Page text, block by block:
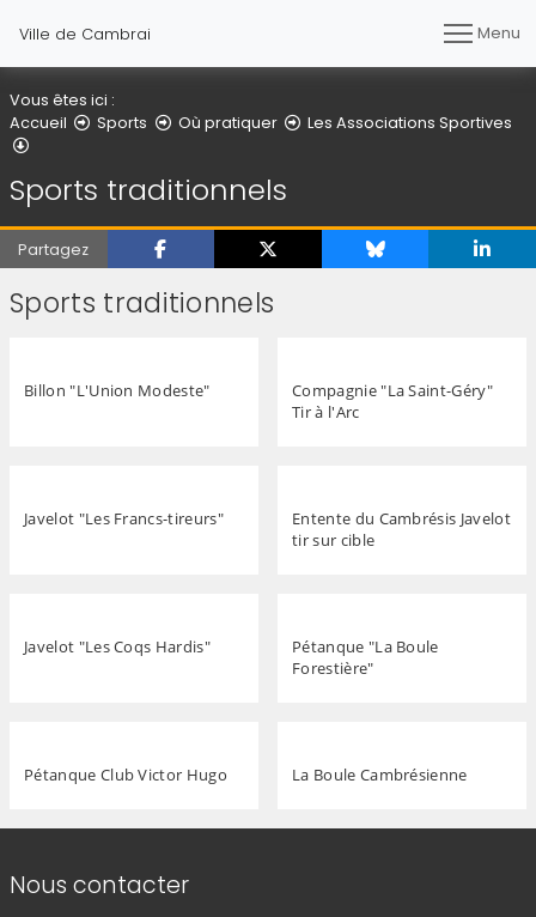
Ville de Cambrai Menu
Vous êtes ici :
Accueil
Sports Où pratiquer
Les Associations Sportives
Sports traditionnels
Partagez
Sports traditionnels
Billon "L'Union Modeste"
Compagnie "La Saint-Géry"
Tir à l'Arc
Javelot "Les Francs-tireurs"
Entente du Cambrésis Javelot
tir sur cible
Javelot "Les Coqs Hardis"
Pétanque "La Boule
Forestière"
Pétanque Club Victor Hugo La Boule Cambrésienne
Informations de contact
Nous contacter